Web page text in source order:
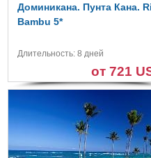
Доминикана. Пунта Кана.
Bambu 5*
Длительность: 8 дней
от 721